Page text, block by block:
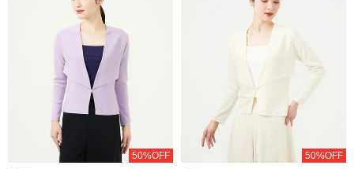
50%OFF 50%OFF